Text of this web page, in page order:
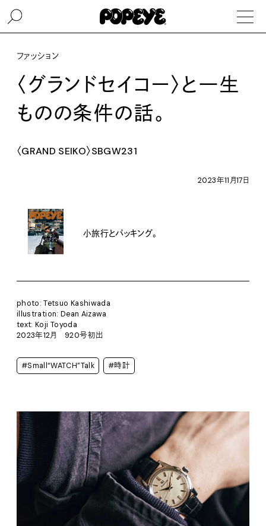
ファッション
〈グランドセイコー〉と一生
ものの条件の話。
〈GRAND SEIKO〉SBGW231
2023年11月17日
小旅行とパッキング。
photo: Tetsuo Kashiwada
illustration: Dean Aizawa
text: Koji Toyoda
2023年12月 920号初出
#Small“WATCH”Talk #時計